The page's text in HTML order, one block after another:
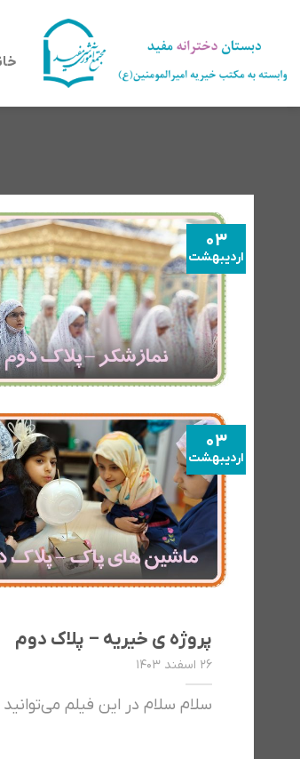
محتوا
03
اردیبهشت
03
اردیبهشت
پروژه ی خیریه – پلاک دوم
۲۶ اسفند ۱۴۰۳
سلام سلام در این فیلم